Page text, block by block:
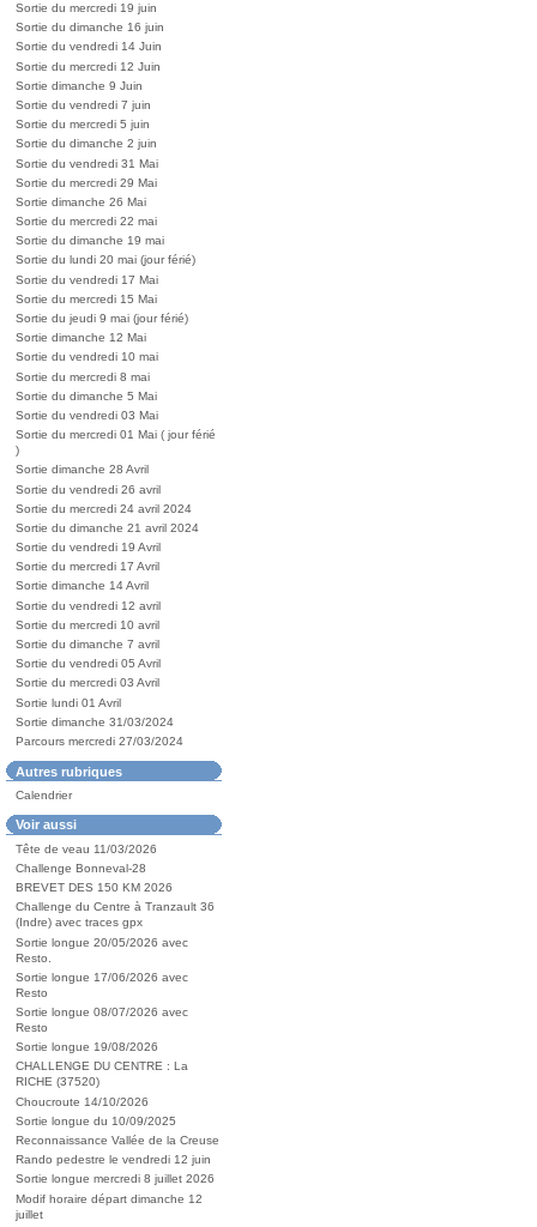
Sortie du mercredi 19 juin
Sortie du dimanche 16 juin
Sortie du vendredi 14 Juin
Sortie du mercredi 12 Juin
Sortie dimanche 9 Juin
Sortie du vendredi 7 juin
Sortie du mercredi 5 juin
Sortie du dimanche 2 juin
Sortie du vendredi 31 Mai
Sortie du mercredi 29 Mai
Sortie dimanche 26 Mai
Sortie du mercredi 22 mai
Sortie du dimanche 19 mai
Sortie du lundi 20 mai (jour férié)
Sortie du vendredi 17 Mai
Sortie du mercredi 15 Mai
Sortie du jeudi 9 mai (jour férié)
Sortie dimanche 12 Mai
Sortie du vendredi 10 mai
Sortie du mercredi 8 mai
Sortie du dimanche 5 Mai
Sortie du vendredi 03 Mai
Sortie du mercredi 01 Mai ( jour férié
)
Sortie dimanche 28 Avril
Sortie du vendredi 26 avril
Sortie du mercredi 24 avril 2024
Sortie du dimanche 21 avril 2024
Sortie du vendredi 19 Avril
Sortie du mercredi 17 Avril
Sortie dimanche 14 Avril
Sortie du vendredi 12 avril
Sortie du mercredi 10 avril
Sortie du dimanche 7 avril
Sortie du vendredi 05 Avril
Sortie du mercredi 03 Avril
Sortie lundi 01 Avril
Sortie dimanche 31/03/2024
Parcours mercredi 27/03/2024
Autres rubriques
Calendrier
Voir aussi
Tête de veau 11/03/2026
Challenge Bonneval-28
BREVET DES 150 KM 2026
Challenge du Centre à Tranzault 36
(Indre) avec traces gpx
Sortie longue 20/05/2026 avec
Resto.
Sortie longue 17/06/2026 avec
Resto
Sortie longue 08/07/2026 avec
Resto
Sortie longue 19/08/2026
CHALLENGE DU CENTRE : La
RICHE (37520)
Choucroute 14/10/2026
Sortie longue du 10/09/2025
Reconnaissance Vallée de la Creuse
Rando pedestre le vendredi 12 juin
Sortie longue mercredi 8 juillet 2026
Modif horaire départ dimanche 12
juillet